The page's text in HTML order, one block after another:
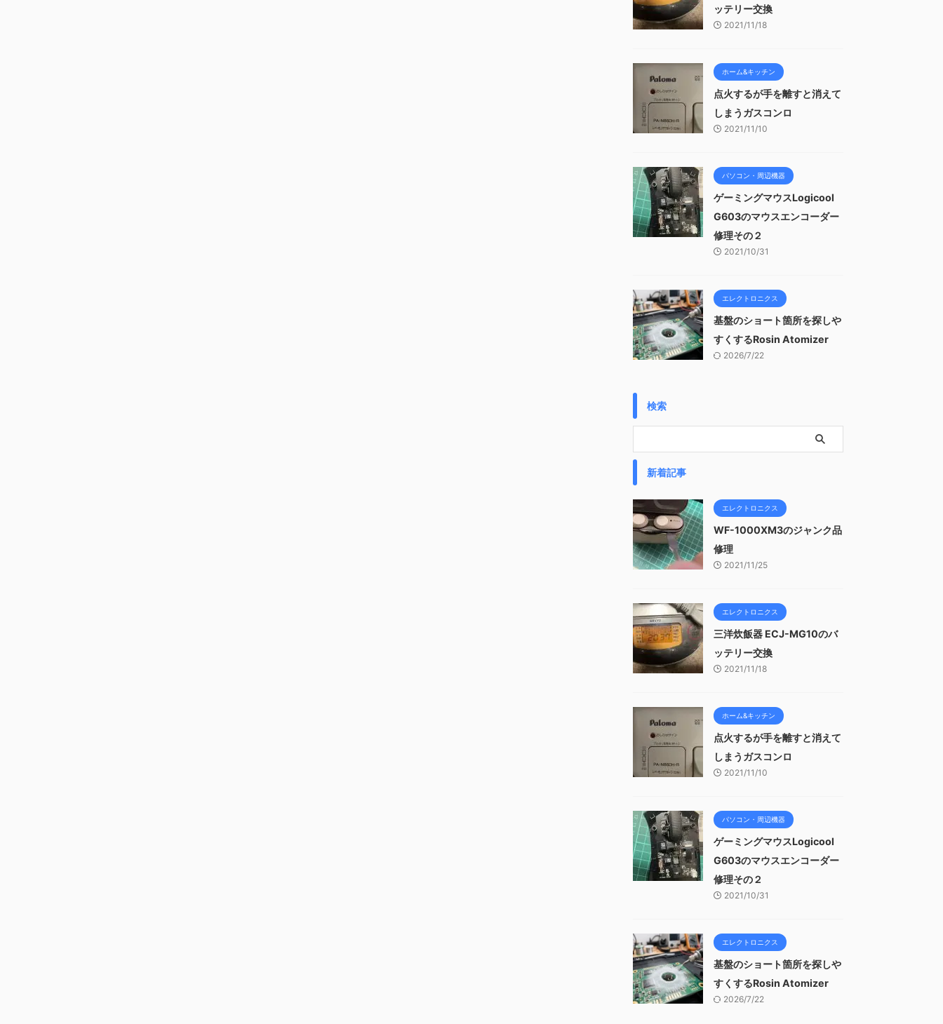
ッテリー交換
2021/11/18
ホーム&キッチン
点火するが手を離すと消えて
しまうガスコンロ
2021/11/10
パソコン・周辺機器
ゲーミングマウスLogicool
G603のマウスエンコーダー
修理その２
2021/10/31
エレクトロニクス
基盤のショート箇所を探しや
すくするRosin Atomizer
2026/7/22
検索
新着記事
エレクトロニクス
WF-1000XM3のジャンク品
修理
2021/11/25
エレクトロニクス
三洋炊飯器 ECJ-MG10のバ
ッテリー交換
2021/11/18
ホーム&キッチン
点火するが手を離すと消えて
しまうガスコンロ
2021/11/10
パソコン・周辺機器
ゲーミングマウスLogicool
G603のマウスエンコーダー
修理その２
2021/10/31
エレクトロニクス
基盤のショート箇所を探しや
すくするRosin Atomizer
2026/7/22